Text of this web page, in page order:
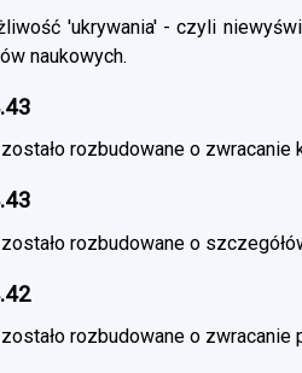
'ukrywania' - czyli
naukowych.
zostało rozbudowane o
rozbudowane o
zostało rozbudowane o zwracanie